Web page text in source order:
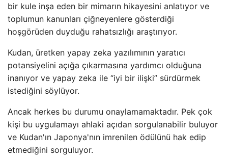
bir kule inşa eden bir mimarın hikayesini anlatıyor ve
toplumun kanunları çiğneyenlere gösterdiği
hoşgörüden duyduğu rahatsızlığı araştırıyor.
Kudan, üretken yapay zeka yazılımının yaratıcı
potansiyelini açığa çıkarmasına yardımcı olduğuna
inanıyor ve yapay zeka ile “iyi bir ilişki” sürdürmek
istediğini söylüyor.
Ancak herkes bu durumu onaylamamaktadır. Pek çok
kişi bu uygulamayı ahlaki açıdan sorgulanabilir buluyor
ve Kudan'ın Japonya'nın imrenilen ödülünü hak edip
etmediğini sorguluyor.